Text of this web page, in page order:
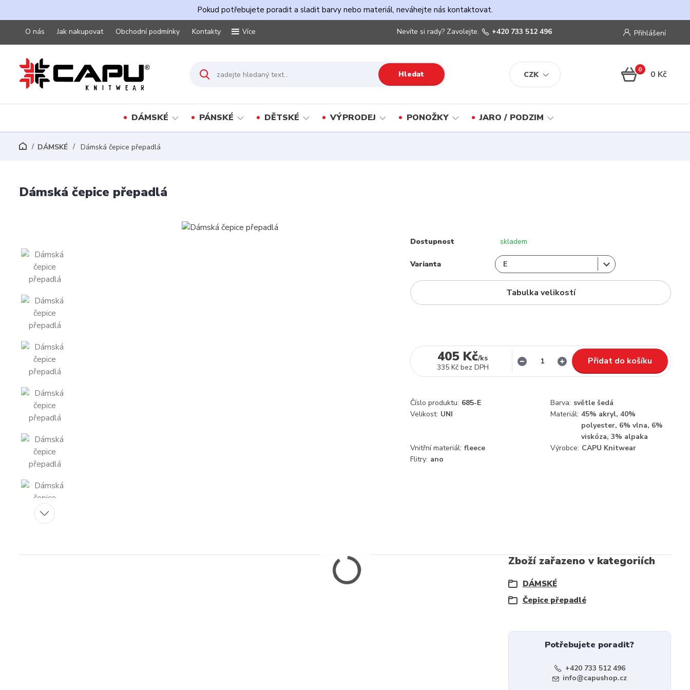
Pokud potřebujete poradit a sladit barvy nebo materiál, neváhejte nás kontaktovat.
O nás Jak nakupovat Obchodní podmínky Kontakty Více
CZK
Přihlášení
Hledat
Nevíte si rady? Zavolejte. +420 733 512 496
0 0 Kč
DÁMSKÉ PÁNSKÉ DĚTSKÉ VÝPRODEJ PONOŽKY JARO / PODZIM
DÁMSKÉ Dámská čepice přepadlá
Dámská čepice přepadlá
Dostupnost skladem
Varianta
Tabulka velikostí
405 Kč/ks
335 Kč bez DPH
Přidat do košíku
Číslo produktu: 685-E Barva: světle šedá
Velikost: UNI Materiál: 45% akryl, 40%
polyester, 6% vlna, 6%
viskóza, 3% alpaka
Vnitřní materiál: fleece Výrobce: CAPU Knitwear
Flitry: ano
Zboží zařazeno v kategoriích
DÁMSKÉ
Čepice přepadlé
Potřebujete poradit?
+420 733 512 496
info@capushop.cz